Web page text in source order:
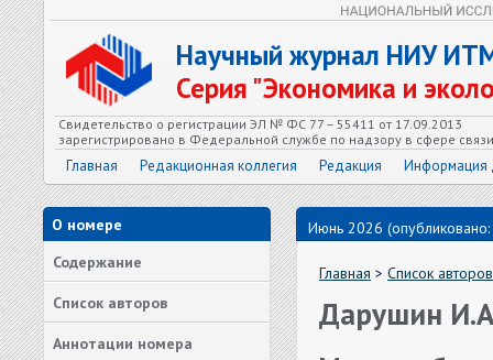
Научный журнал НИУ
Серия "Экономика и
Свидетельство о регистрации ЭЛ № ФС 77 – 55411 от 17.09.2013
зарегистрировано в Федеральной службе по надзору в сфере
Главная Редакционная коллегия Редакция Информация
О номере
Содержание
Список авторов
Аннотации номера
Июнь 2026
Главная > Список авторов
Дарушин